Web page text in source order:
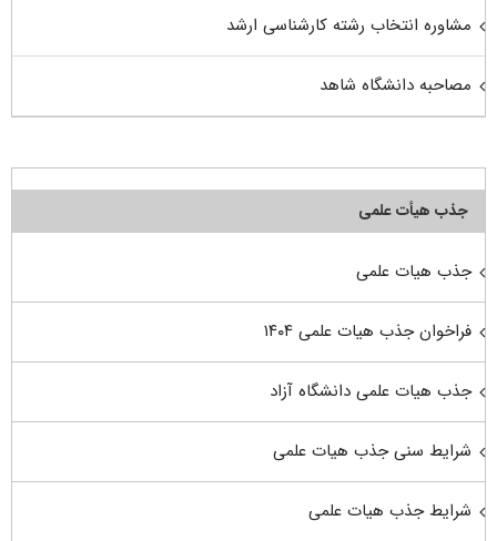
مشاوره انتخاب رشته کارشناسی ارشد
مصاحبه دانشگاه شاهد
جذب هیأت علمی
جذب هیات علمی
فراخوان جذب هیات علمی ۱۴۰۴
جذب هیات علمی دانشگاه آزاد
شرایط سنی جذب هیات علمی
شرایط جذب هیات علمی